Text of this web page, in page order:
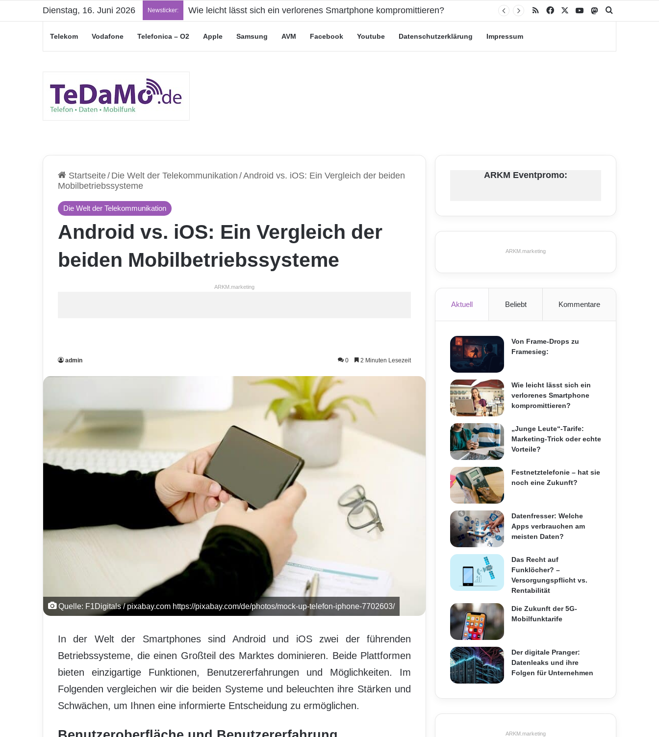
Dienstag, 16. Juni 2026 Newsticker: Wie leicht lässt sich ein verlorenes Smartphone kompromittieren? RSS Facebook YouTubeMastodon
Telekom Vodafone Telefonica – O2 Apple Samsung AVM Facebook Youtube Datenschutzerklärung Impressum
Startseite/ Die Welt der Telekommunikation /Android vs. iOS: Ein Vergleich der beiden
Mobilbetriebssysteme
Die Welt der Telekommunikation
Android vs. iOS: Ein Vergleich der
beiden Mobilbetriebssysteme
ARKM.marketing
admin 0 2 Minuten Lesezeit
Quelle: F1Digitals / pixabay.com https://pixabay.com/de/photos/mock-up-telefon-iphone-7702603/
In der Welt der Smartphones sind Android und iOS zwei der führenden
Betriebssysteme, die einen Großteil des Marktes dominieren. Beide Plattformen
bieten einzigartige Funktionen, Benutzererfahrungen und Möglichkeiten. Im
Folgenden vergleichen wir die beiden Systeme und beleuchten ihre Stärken und
Schwächen, um Ihnen eine informierte Entscheidung zu ermöglichen.
ARKM Eventpromo:
ARKM.marketing
Aktuell Beliebt Kommentare
Von Frame-Drops zu
Framesieg:
Wie leicht lässt sich ein
verlorenes Smartphone
kompromittieren?
„Junge Leute“-Tarife:
Marketing-Trick oder echte
Vorteile?
Festnetztelefonie – hat sie
noch eine Zukunft?
Datenfresser: Welche
Apps verbrauchen am
meisten Daten?
Das Recht auf
Funklöcher? –
Versorgungspflicht vs.
Rentabilität
Die Zukunft der 5G-
Mobilfunktarife
Der digitale Pranger:
Datenleaks und ihre
Folgen für Unternehmen
ARKM.marketing